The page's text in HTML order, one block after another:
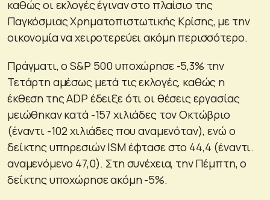
καθώς οι εκλογές έγιναν στο πλαίσιο της
Παγκόσμιας Χρηματοπιστωτικής Κρίσης, με την
οικονομία να χειροτερεύει ακόμη περισσότερο.
Πράγματι, ο S&P 500 υποχώρησε -5,3% την
Τετάρτη αμέσως μετά τις εκλογές, καθώς η
έκθεση της ADP έδειξε ότι οι θέσεις εργασίας
μειώθηκαν κατά -157 χιλιάδες τον Οκτώβριο
(έναντι -102 χιλιάδες που αναμενόταν), ενώ ο
δείκτης υπηρεσιών ISM έφτασε στο 44,4 (έναντι.
αναμενόμενο 47,0). Στη συνέχεια, την Πέμπτη, ο
δείκτης υποχώρησε ακόμη -5%.